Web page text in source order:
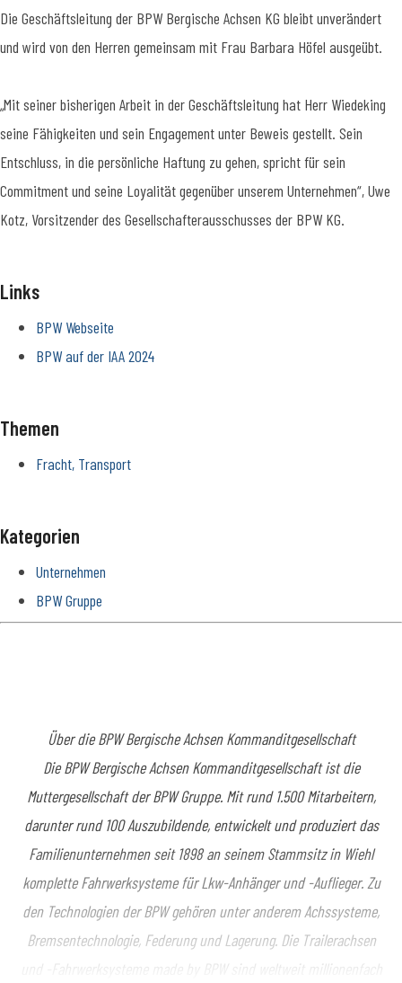
Die Geschäftsleitung der BPW Bergische Achsen KG bleibt unverändert
und wird von den Herren gemeinsam mit Frau Barbara Höfel ausgeübt.
„Mit seiner bisherigen Arbeit in der Geschäftsleitung hat Herr Wiedeking
seine Fähigkeiten und sein Engagement unter Beweis gestellt. Sein
Entschluss, in die persönliche Haftung zu gehen, spricht für sein
Commitment und seine Loyalität gegenüber unserem Unternehmen“, Uwe
Kotz, Vorsitzender des Gesellschafterausschusses der BPW KG.
Links
BPW Webseite
BPW auf der IAA 2024
Themen
Fracht, Transport
Kategorien
Unternehmen
BPW Gruppe
Über die BPW Bergische Achsen Kommanditgesellschaft
Die BPW Bergische Achsen Kommanditgesellschaft ist die
Muttergesellschaft der BPW Gruppe. Mit rund 1.500 Mitarbeitern,
darunter rund 100 Auszubildende, entwickelt und produziert das
Familienunternehmen seit 1898 an seinem Stammsitz in Wiehl
komplette Fahrwerksysteme für Lkw-Anhänger und -Auflieger. Zu
den Technologien der BPW gehören unter anderem Achssysteme,
Bremsentechnologie, Federung und Lagerung. Die Trailerachsen
und -Fahrwerksysteme made by BPW sind weltweit millionenfach